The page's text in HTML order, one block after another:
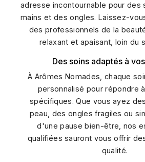
adresse incontournable pour des
mains et des ongles. Laissez-
des professionnels de la
relaxant et apaisant, loin du
Des soins adaptés à
À Arômes Nomades, chaque
personnalisé pour répondre
spécifiques. Que vous ayez
peau, des ongles fragiles ou
d'une pause bien-être, nos
qualifiées sauront vous offrir
qualité.